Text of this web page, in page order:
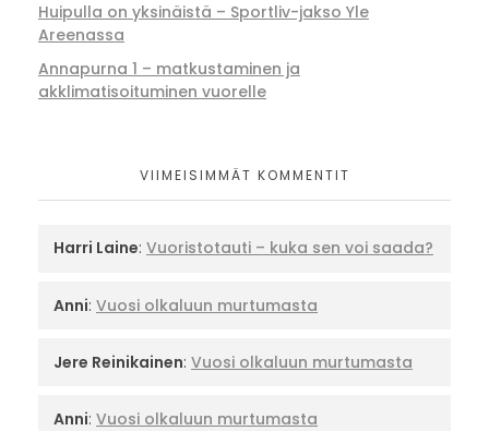
Huipulla on yksinäistä – Sportliv-jakso Yle
Areenassa
Annapurna 1 – matkustaminen ja
akklimatisoituminen vuorelle
VIIMEISIMMÄT KOMMENTIT
Harri Laine: Vuoristotauti – kuka sen voi saada?
Anni: Vuosi olkaluun murtumasta
Jere Reinikainen: Vuosi olkaluun murtumasta
Anni: Vuosi olkaluun murtumasta